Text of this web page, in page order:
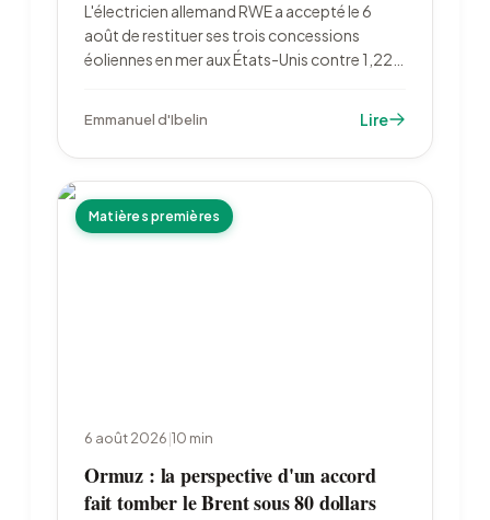
L'électricien allemand RWE a accepté le 6
août de restituer ses trois concessions
éoliennes en mer aux États-Unis contre 1,22
fédéraux approche 4 milliards de dollars.
Emmanuel d'Ibelin Lire
Matières premières
6 août 2026|10 min
Ormuz : la perspective d'un accord
fait tomber le Brent sous 80 dollars